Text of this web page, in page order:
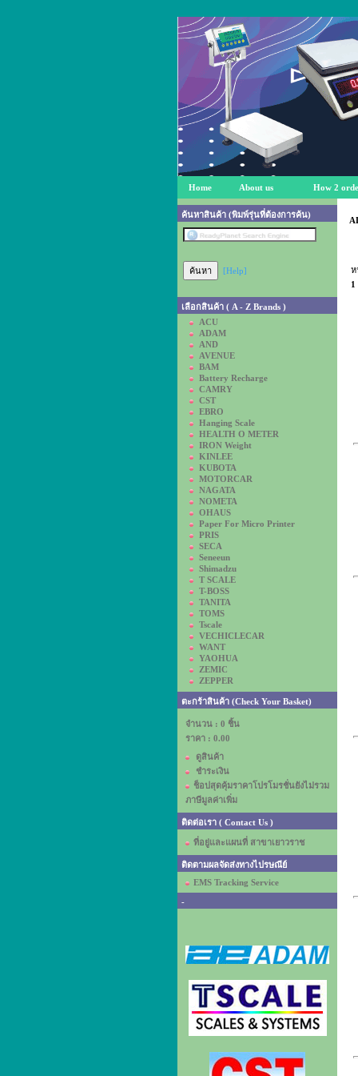
Home About us How 2
ค้นหาสินค้า (พิมพ์รุ่นที่ต้องการค้น)
[Help]
เลือกสินค้า ( A - Z Brands )
ACU
ADAM
AND
AVENUE
BAM
Battery Recharge
CAMRY
CST
EBRO
Hanging Scale
HEALTH O METER
IRON Weight
KINLEE
KUBOTA
MOTORCAR
NAGATA
NOMETA
OHAUS
Paper For Micro Printer
PRIS
SECA
Seneeun
Shimadzu
T SCALE
T-BOSS
TANITA
TOMS
Tscale
VECHICLECAR
WANT
YAOHUA
ZEMIC
ZEPPER
ตะกร้าสินค้า (Check Your Basket)
จำนวน : 0 ชิ้น
ราคา : 0.00
ดูสินค้า
ชำระเงิน
ช็อปสุดคุ้มราคาโปรโมรชั่นยังไม่รวม
ภาษีมูลค่าเพิ่ม
ติดต่อเรา ( Contact Us )
ที่อยู่และแผนที่ สาขาเยาวราช
ติดตามผลจัดส่งทางไปรษณีย์
EMS Tracking Service
-
ห
1